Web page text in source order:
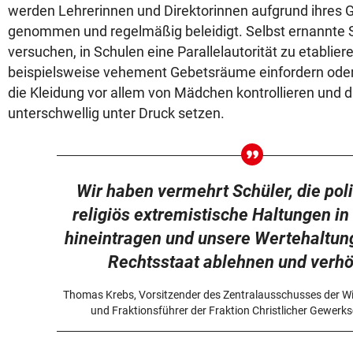
werden Lehrerinnen und Direktorinnen aufgrund ihres
genommen und regelmäßig beleidigt. Selbst ernannte
versuchen, in Schulen eine Parallelautorität zu
beispielsweise vehement Gebetsräume einfordern
die Kleidung vor allem von Mädchen kontrollieren und
unterschwellig unter Druck setzen.
Wir haben vermehrt Schüler, die
religiös extremistische Haltungen in
hineintragen und unsere
Rechtsstaat ablehnen und
Thomas Krebs, Vorsitzender des Zentralausschusses der
und Fraktionsführer der Fraktion Christlicher